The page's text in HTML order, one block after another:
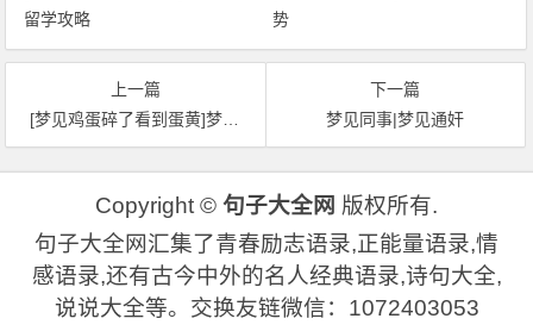
留学攻略
势
上一篇
[梦见鸡蛋碎了看到蛋黄]梦见蛋黄
下一篇
梦见同事|梦见通奸
Copyright © 句子大全网 版权所有.
句子大全网汇集了青春励志语录,正能量语录,情
感语录,还有古今中外的名人经典语录,诗句大全,
说说大全等。交换友链微信：1072403053